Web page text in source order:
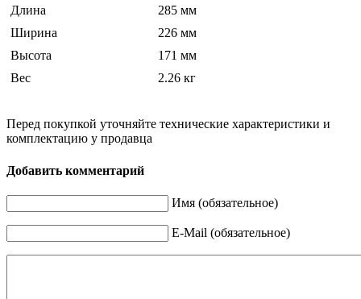
Длина
285 мм
Ширина
226 мм
Высота
171 мм
Вес
2.26 кг
Перед покупкой уточняйте технические характеристики и
комплектацию у продавца
Добавить комментарий
Имя (обязательное)
E-Mail (обязательное)